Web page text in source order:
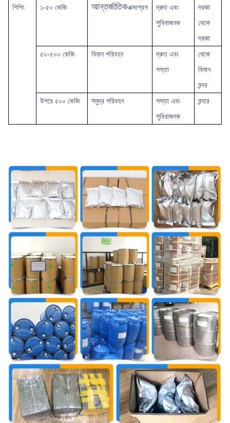
শিপিং ১-৫০ কেজি আন্তর্জাতিকএক্সপ্রেস দ্রুত এবং
সুবিধাজনক
দরজা
থেকে
দরজা
৫০-৫০০ কেজি
বিমান পরিবহন
দ্রুত এবং
সস্তা
থেকে
বিমান
বন্দর
উপরে ৫০০ কেজি সমুদ্র পরিবহন
সস্তা এবং
সুবিধাজনক
বন্দরে